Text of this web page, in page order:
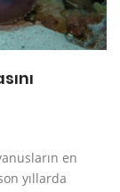
en
yıllarda